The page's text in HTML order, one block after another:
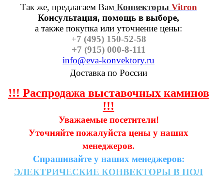
Так же, предлагаем ВамКонвекторы Vitron
Консультация, помощь в выборе,
а также покупка или уточнение цены:
+7 (495) 150-52-58
+7 (915) 000-8-111
info@eva-konvektory.ru
Доставка по России
!!! Распродажа выставочных каминов
!!!
Уважаемые посетители!
Уточняйте пожалуйста цены у наших
менеджеров.
Спрашивайте у наших менеджеров:
ЭЛЕКТРИЧЕСКИЕ КОНВЕКТОРЫ В ПОЛ